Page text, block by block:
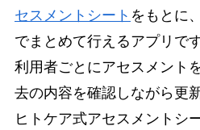
セスメントシート をもとに
でまとめて行えるアプリです
利用者ごとにアセスメント
去の内容を確認しながら更
ヒトケア式アセスメントシ